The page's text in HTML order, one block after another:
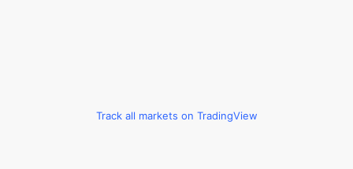
Track all markets on TradingView